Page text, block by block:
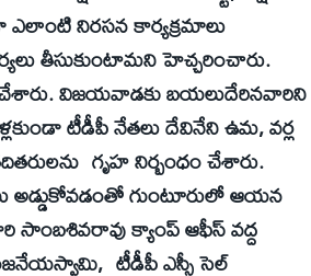
ఎలాంటి నిరసన కార్యక్రమాలు
తీసుకుంటామని హెచ్చరించారు.
చేశారు. విజయవాడకు బయలుదేరినవారిని
టీడీపీ నేతలు దేవినేని ఉమ, వర్ల
గృహ నిర్బంధం చేశారు.
గుంటూరులో ఆయన
సాంబశివరావు క్యాంప్‌ ఆఫీస్‌ వద్ద
టీడీపీ ఎస్సీ సెల్‌